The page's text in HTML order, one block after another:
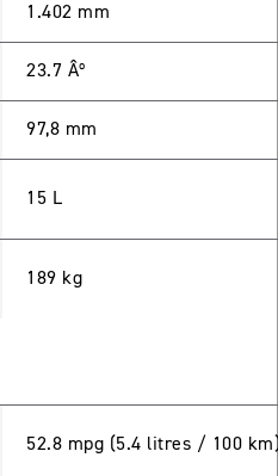
1.402 mm
23.7 Âº
97,8 mm
15 L
189 kg
52.8 mpg (5.4 litres / 100